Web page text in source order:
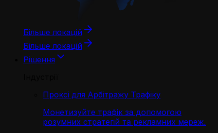
Більше локацій
Більше локацій
Рішення
Проксі для Арбітражу Трафіку
Монетизуйте трафік за допомогою
розумних стратегій та рекламних мереж.